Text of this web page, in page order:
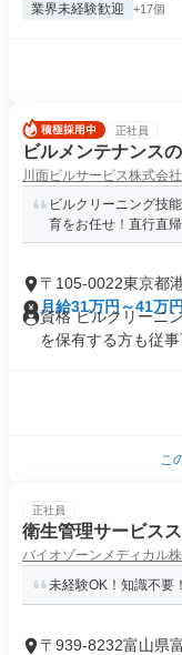
業界未経験歓迎 +17個
正社員
ビルメンテナンス
川面ビルサービス株式会社
ビルクリーニング技
育をお任せ！直行直
〒105-0022東京都
月給31万円～41万円
資格 ビルクリーニ
を保有する方も従事
こ
正社員
衛生管理サービス
バイオゾーンメディカル
未経験OK！知識不要
〒939-8232富山県